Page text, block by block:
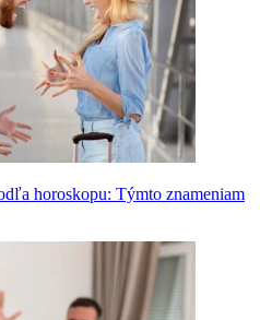
horoskopu: Týmto znameniam